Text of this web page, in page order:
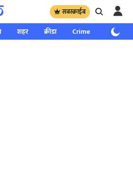
सबस्क्राईब
शहर क्रीडा Crime साप्ताहिक